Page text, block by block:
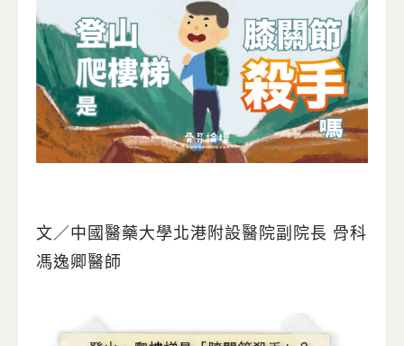
文／中國醫藥大學北港附設醫院副院長 骨科
馮逸卿醫師